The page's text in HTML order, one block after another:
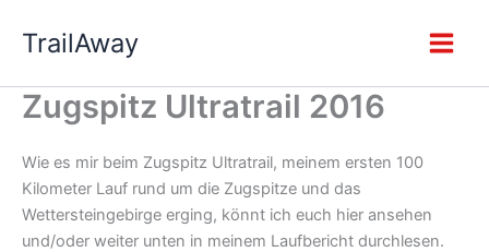
InhaltTrailAway
Zugspitz Ultratrail 2016
Wie es mir beim Zugspitz Ultratrail, meinem ersten 100
Kilometer Lauf rund um die Zugspitze und das
Wettersteingebirge erging, könnt ich euch hier ansehen
und/oder weiter unten in meinem Laufbericht durchlesen.